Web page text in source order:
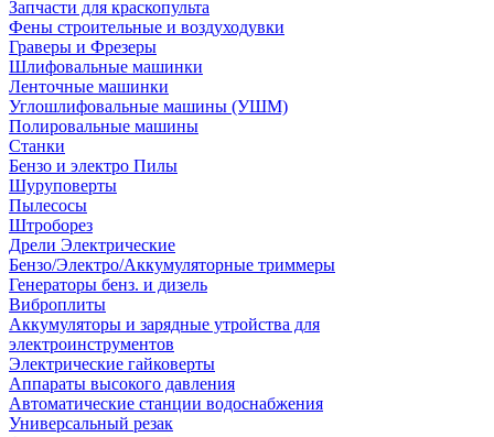
Запчасти для краскопульта
Фены строительные и воздуходувки
Граверы и Фрезеры
Шлифовальные машинки
Ленточные машинки
Углошлифовальные машины (УШМ)
Полировальные машины
Станки
Бензо и электро Пилы
Шуруповерты
Пылесосы
Штроборез
Дрели Электрические
Бензо/Электро/Аккумуляторные триммеры
Генераторы бенз. и дизель
Виброплиты
Аккумуляторы и зарядные утройства для
электроинструментов
Электрические гайковерты
Аппараты высокого давления
Автоматические станции водоснабжения
Универсальный резак